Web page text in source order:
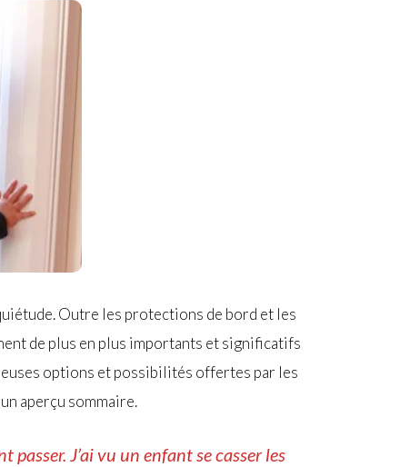
Outre les protections de bord et les
de plus en plus importants et significatifs
options et possibilités offertes par les
aperçu sommaire.
J’ai vu un enfant se casser les